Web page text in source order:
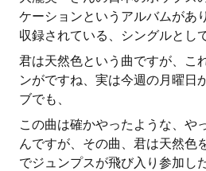
ケーションというアルバムがあ
収録されている、シングルとし
君は天然色という曲ですが、こ
ンがですね、実は今週の月曜日
ブでも、
この曲は確かやったような、や
んですが、その曲、君は天然色
でジュンプスが飛び入り参加し